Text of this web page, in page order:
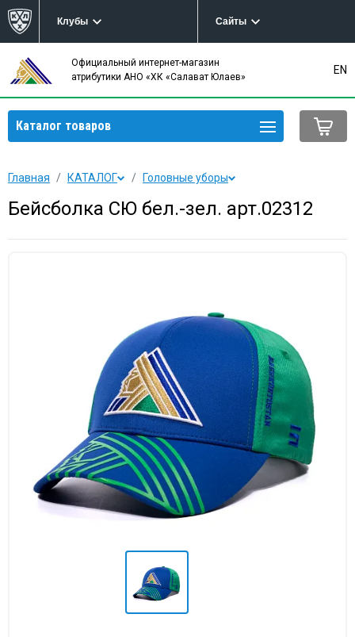
Клубы Сайты
Официальный интернет-магазин
атрибутики АНО «ХК «Салават Юлаев»
EN
Каталог товаров
Главная КАТАЛОГ Головные уборы
Бейсболка СЮ бел.-зел. арт.02312